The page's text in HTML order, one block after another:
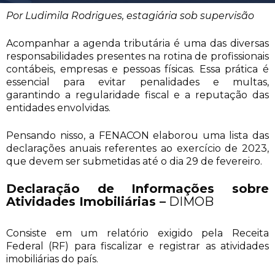
Por Ludimila Rodrigues, estagiária sob supervisão
Acompanhar a agenda tributária é uma das diversas
responsabilidades presentes na rotina de profissionais
contábeis, empresas e pessoas físicas. Essa prática é
essencial para evitar penalidades e multas,
garantindo a regularidade fiscal e a reputação das
entidades envolvidas.
Pensando nisso, a FENACON elaborou uma lista das
declarações anuais referentes ao exercício de 2023,
que devem ser submetidas até o dia 29 de fevereiro.
Declaração de Informações sobre
Atividades Imobiliárias – DIMOB
Consiste em um relatório exigido pela Receita
Federal (RF) para fiscalizar e registrar as atividades
imobiliárias do país.